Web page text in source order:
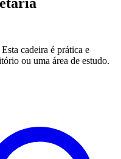
cadeira é prática e
ou uma área de estudo.